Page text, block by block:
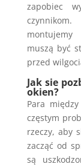
zapobiec
montujemy
muszą być
przed
Jak sie
okien?
Para
częstym
rzeczy, aby
zacząć od
są